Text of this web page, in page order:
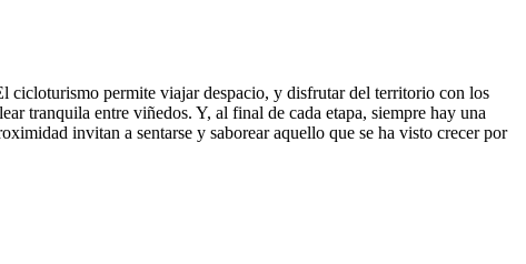
cicloturismo permite viajar despacio, y disfrutar del territorio con los
tranquila entre viñedos. Y, al final de cada etapa, siempre hay una
invitan a sentarse y saborear aquello que se ha visto crecer por